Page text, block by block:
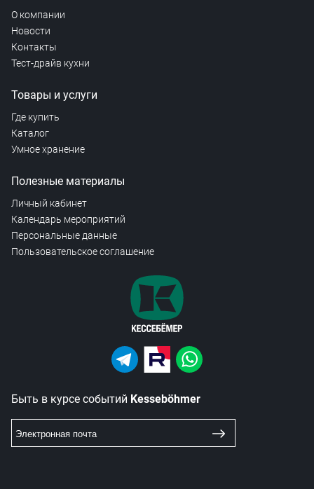
О компании
Новости
Контакты
Тест-драйв кухни
Товары и услуги
Где купить
Каталог
Умное хранение
Полезные материалы
Личный кабинет
Календарь мероприятий
Персональные данные
Пользовательское соглашение
Быть в курсе событий Kesseböhmer